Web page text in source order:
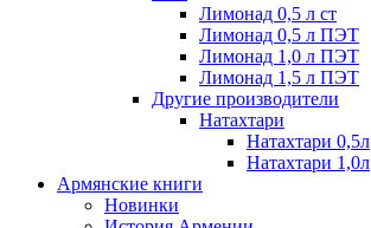
Лимонад 0,5 л ст
Лимонад 0,5 л ПЭТ
Лимонад 1,0 л ПЭТ
Лимонад 1,5 л ПЭТ
Другие производители
Натахтари
Натахтари 0,5л
Натахтари 1,0л
Армянские книги
Новинки